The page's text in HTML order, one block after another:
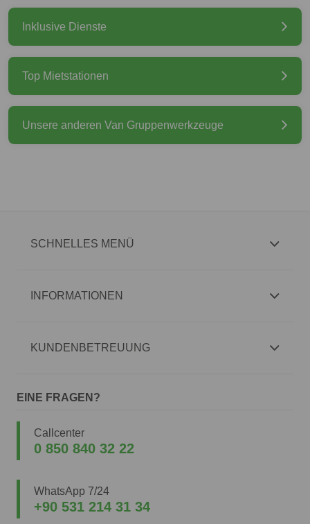
Inklusive Dienste
Top Mietstationen
Unsere anderen Van Gruppenwerkzeuge
SCHNELLES MENÜ
INFORMATIONEN
KUNDENBETREUUNG
EINE FRAGEN?
Callcenter
0 850 840 32 22
WhatsApp 7/24
+90 531 214 31 34